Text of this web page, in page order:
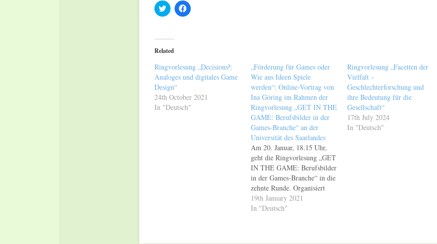
Click
to
(Opens
in
new
Click
to
Related
Ringvorlesung „Decisions²:
Analoges und digitales Game
Design“
24th October 2021
In "Deutsch"
„Förderung für Games oder
Wie aus Ideen Spiele
werden“: Online-Vortrag von
Ina Göring im Rahmen der
Ringvorlesung „GET IN THE
GAME: Berufsbilder in der
Games-Branche“ an der
Universität des Saarlandes
Am 20. Januar, 18.15 Uhr,
geht die Ringvorlesung „GET
IN THE GAME: Berufsbilder
in der Games-Branche“ in die
zehnte Runde. Organisiert
wird sie von der
Medienwissenschaft der
19th January 2021
In "Deutsch"
Ringvorlesung „Facetten der
Vielfalt –
Geschlechterforschung und
ihre Bedeutung für die
Gesellschaft“
17th July 2024
In "Deutsch"